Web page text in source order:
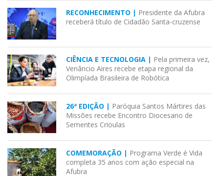
RECONHECIMENTO | Presidente da Afubra
receberá título de Cidadão Santa-cruzense
CIÊNCIA E TECNOLOGIA | Pela primeira vez,
Venâncio Aires recebe etapa regional da
Olimpíada Brasileira de Robótica
26ª EDIÇÃO | Paróquia Santos Mártires das
Missões recebe Encontro Diocesano de
Sementes Crioulas
COMEMORAÇÃO | Programa Verde é Vida
completa 35 anos com ação especial na
Afubra